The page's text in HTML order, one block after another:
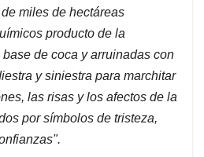
miles de hectáreas
producto de la
de coca y arruinadas con
y siniestra para marchitar
las risas y los afectos de la
por símbolos de tristeza,